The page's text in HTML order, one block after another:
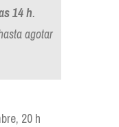
14 h.
agotar
20 h